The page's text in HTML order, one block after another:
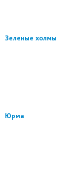
Зеленые холмы
Юрма